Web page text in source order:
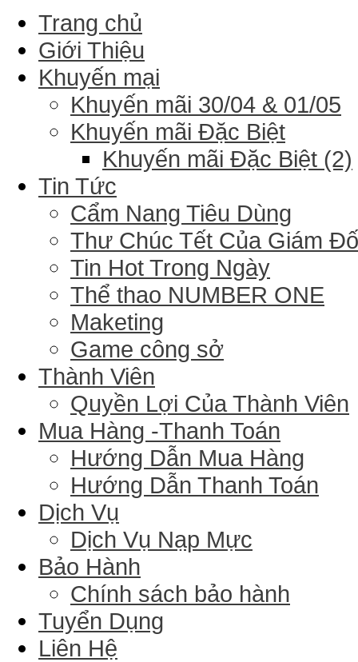
Trang chủ
Giới Thiệu
Khuyến mại
Khuyến mãi 30/04 & 01/05
Khuyến mãi Đặc Biệt
Khuyến mãi Đặc Biệt (2)
Tin Tức
Cẩm Nang Tiêu Dùng
Thư Chúc Tết Của Giám
Tin Hot Trong Ngày
Thể thao NUMBER ONE
Maketing
Game công sở
Thành Viên
Quyền Lợi Của Thành Viên
Mua Hàng -Thanh Toán
Hướng Dẫn Mua Hàng
Hướng Dẫn Thanh Toán
Dịch Vụ
Dịch Vụ Nạp Mực
Bảo Hành
Chính sách bảo hành
Tuyển Dụng
Liên Hệ